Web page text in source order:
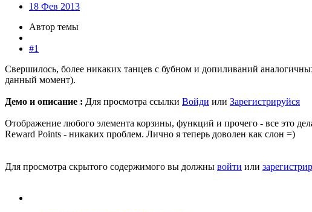
18 Фев 2013
Автор темы
#1
Свершилось, более никаких танцев с бубном и допиливаний
данный момент).
Демо и описание : Для просмотра ссылки Войди или Зарегистрируйся
Отображение любого элемента корзины, функций и прочего - все это
Reward Points - никаких проблем. Лично я теперь доволен как слон =)
Для просмотра скрытого содержимого вы должны войти или